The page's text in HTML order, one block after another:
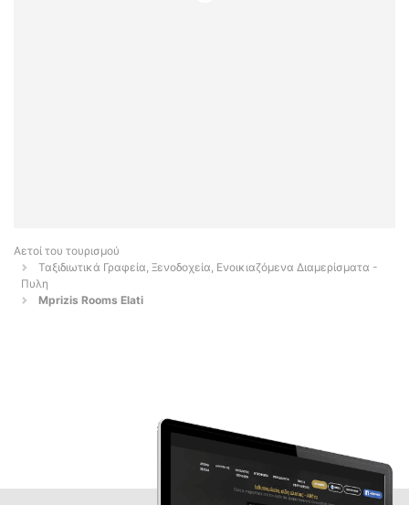
Αετοί του τουρισμού
Ταξιδιωτικά Γραφεία, Ξενοδοχεία, Ενοικιαζόμενα Διαμερίσματα -
Πυλη
Mprizis Rooms Elati